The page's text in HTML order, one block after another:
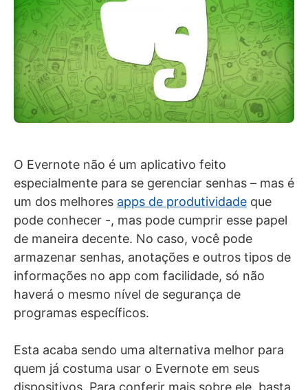
O Evernote não é um aplicativo feito
especialmente para se gerenciar senhas – mas é
um dos melhores apps de produtividade que
pode conhecer -, mas pode cumprir esse papel
de maneira decente. No caso, você pode
armazenar senhas, anotações e outros tipos de
informações no app com facilidade, só não
haverá o mesmo nível de segurança de
programas específicos.
Esta acaba sendo uma alternativa melhor para
quem já costuma usar o Evernote em seus
dispositivos. Para conferir mais sobre ele, basta